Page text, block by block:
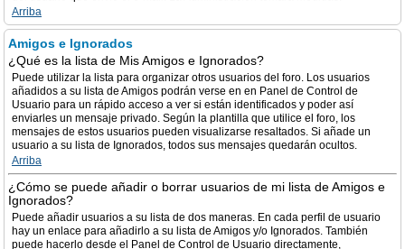
Arriba
Amigos e Ignorados
¿Qué es la lista de Mis Amigos e Ignorados?
Puede utilizar la lista para organizar otros usuarios del foro. Los usuarios
añadidos a su lista de Amigos podrán verse en en Panel de Control de
Usuario para un rápido acceso a ver si están identificados y poder así
enviarles un mensaje privado. Según la plantilla que utilice el foro, los
mensajes de estos usuarios pueden visualizarse resaltados. Si añade un
usuario a su lista de Ignorados, todos sus mensajes quedarán ocultos.
Arriba
¿Cómo se puede añadir o borrar usuarios de mi lista de Amigos e
Ignorados?
Puede añadir usuarios a su lista de dos maneras. En cada perfil de usuario
hay un enlace para añadirlo a su lista de Amigos y/o Ignorados. También
puede hacerlo desde el Panel de Control de Usuario directamente,